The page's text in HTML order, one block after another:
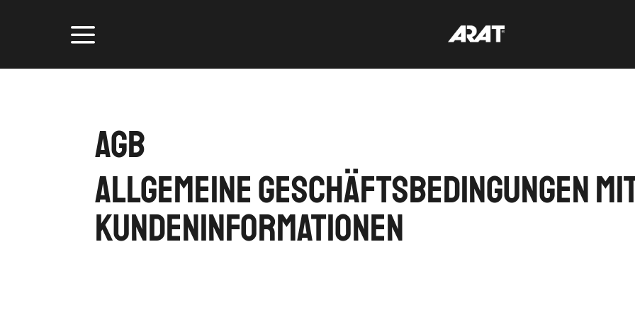
AGB
Allgemeine Geschäftsbedingungen
Kundeninformationen